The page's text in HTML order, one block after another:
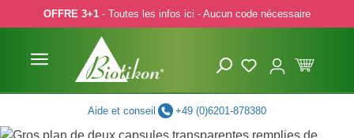
to main content
Skip to search
Skip to main navigation
OFFRE 3+1 - Toutes les infos ici - Aucun code nécessaire
Aide et conseil +49 (0)6201-878380